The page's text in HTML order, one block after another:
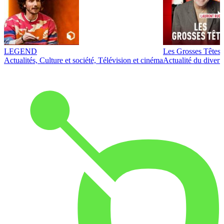
LEGEND
Actualités, Culture et société, Télévision et cinéma
Les Grosses Têtes
Actualité du